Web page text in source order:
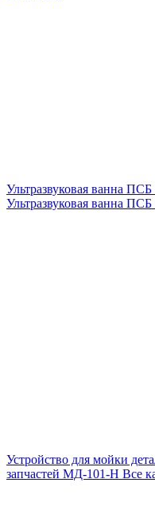
Ультразвуковая ванна ПСБ
Ультразвуковая ванна ПСБ
Устройство для мойки
запчастей МД-101-Н Все